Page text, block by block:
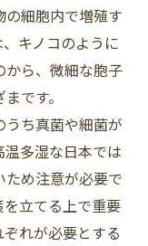
細胞内で増殖す
キノコのように
から、微細な胞子
です。
ち真菌や細菌が
多湿な日本では
め注意が必要で
立てる上で重要
れが必要とする